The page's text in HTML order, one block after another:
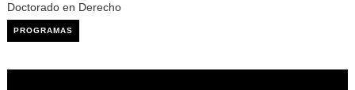
Doctorado en Derecho
PROGRAMAS